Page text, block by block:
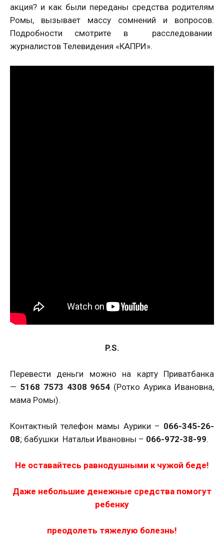
акция? и как были переданы средства родителям
Ромы, вызывает массу сомнений и вопросов.
Подробности смотрите в расследовании
журналистов Телевидения «КАПРИ».
P.S.
Перевести деньги можно на карту Приватбанка
— 5168 7573 4308 9654 (Ротко Аурика Ивановна,
мама Ромы).
Контактный телефон мамы Аурики – 066-345-26-
08; бабушки Натальи Ивановны – 066-972-38-99.
Не оставайтесь равнодушными к чужой беде!
Даже небольшие денежные средства помогут
ребенку
преодолеть тяжелую болезнь!